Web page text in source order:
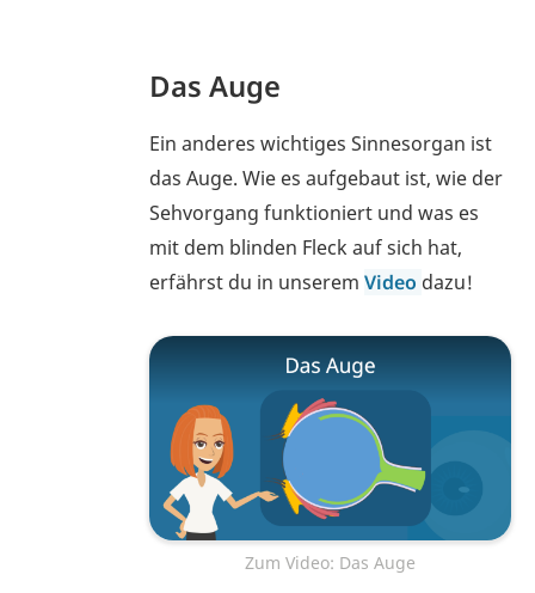
Das Auge
Ein anderes wichtiges Sinnesorgan ist
das Auge. Wie es aufgebaut ist, wie der
Sehvorgang funktioniert und was es
mit dem blinden Fleck auf sich hat,
erfährst du in unserem Video dazu!
Zum Video: Das Auge